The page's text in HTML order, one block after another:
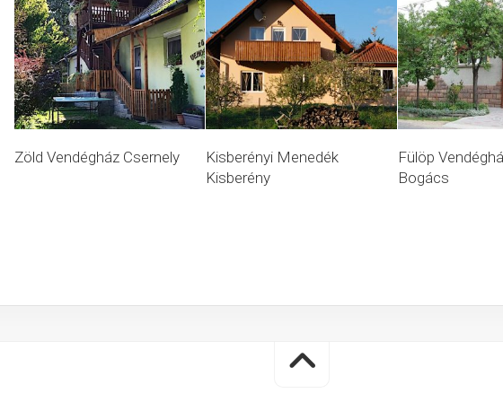
Zöld Vendégház Csernely
Kisberényi Menedék
Kisberény
Fülöp
Bogács